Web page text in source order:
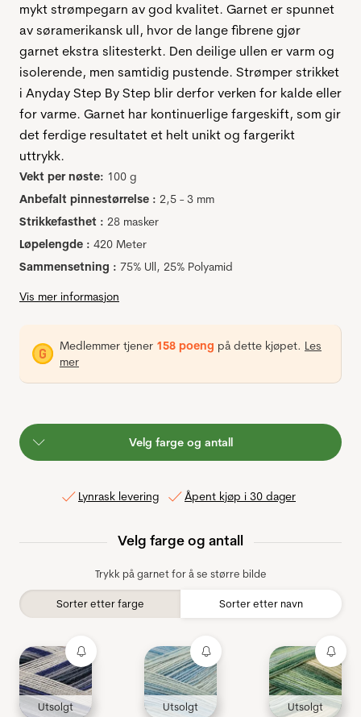
mykt strømpegarn av god kvalitet. Garnet er spunnet
av søramerikansk ull, hvor de lange fibrene gjør
garnet ekstra slitesterkt. Den deilige ullen er varm og
isolerende, men samtidig pustende. Strømper strikket
i Anyday Step By Step blir derfor verken for kalde eller
for varme. Garnet har kontinuerlige fargeskift, som gir
det ferdige resultatet et helt unikt og fargerikt
uttrykk.
Vekt per nøste: 100 g
Anbefalt pinnestørrelse : 2,5 - 3 mm
Strikkefasthet : 28 masker
Løpelengde : 420 Meter
Sammensetning : 75% Ull, 25% Polyamid
Vis mer informasjon
Medlemmer tjener 158 poeng på dette kjøpet. Les
mer
Velg farge og antall
Lynrask levering Åpent kjøp i 30 dager
Velg farge og antall
Trykk på garnet for å se større bilde
Sorter etter farge Sorter etter navn
Utsolgt Utsolgt Utsolgt